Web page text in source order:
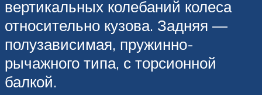
вертикальных колебаний колеса
относительно кузова. Задняя —
полузависимая, пружинно-
рычажного типа, с торсионной
балкой.